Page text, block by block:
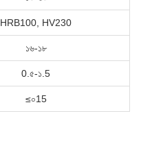
HRB100, HV230
১৬-১৮
0.৫-১.5
≤০15